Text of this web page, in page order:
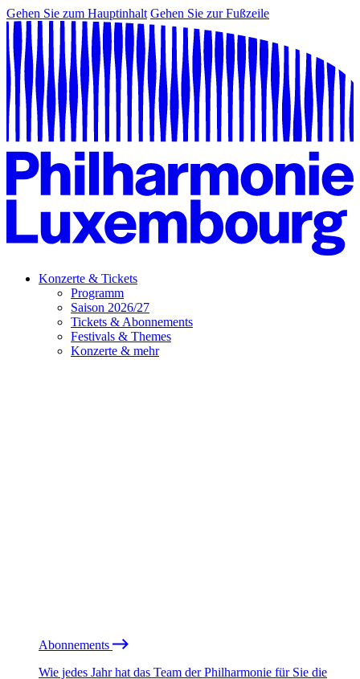
Gehen Sie zum Hauptinhalt Gehen Sie zur Fußzeile
Konzerte & Tickets
Programm
Saison 2026/27
Tickets & Abonnements
Festivals & Themes
Konzerte & mehr
Abonnements
Wie jedes Jahr hat das Team der Philharmonie für Sie die